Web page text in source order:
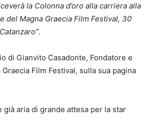
la Colonna d’oro alla carriera alla
del Magna Graecia Film Festival, 30
.
di Gianvito Casadonte, Fondatore e
Film Festival, sulla sua pagina
già aria di grande attesa per la star